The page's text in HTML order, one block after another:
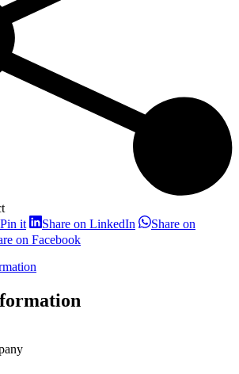
Pin itShare
on
Pinterest
Share on LinkedIn ShareShare on
on FacebookShare